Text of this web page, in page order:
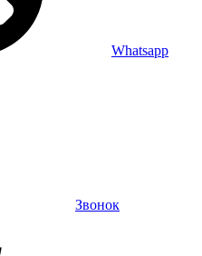
Whatsapp
Звонок